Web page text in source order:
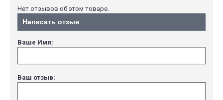
Нет отзывов об этом товаре.
Написать отзыв
Ваше Имя:
Ваш отзыв: